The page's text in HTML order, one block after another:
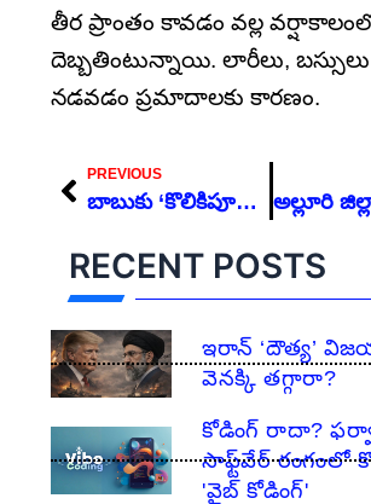
తీర ప్రాంతం కావడం వల్ల వర్షాకాలంలో
దెబ్బతింటున్నాయి. లారీలు,
నడవడం ప్రమాదాలకు కారణం.
Prev
PREVIOUS
బాబుకు ‘కొలికిపూడి’ బాధ
RECENT POSTS
ఇరాన్ ‘దౌత్య’
వెనక్కి తగ్గారా?
కోడింగ్ రాదా?
సాఫ్ట్‌వేర్ రంగంలో
'వైబ్ కోడింగ్'